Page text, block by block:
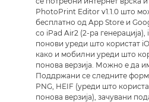
PhotoPrint Editor v1.1.0 што
бесплатно од App Store и
со iPad Air2 (2-ра
понови уреди што користат
како и мобилни уреди што
понова верзија. Можно е да
Поддржани се следните
PNG, HEIF (уреди што
понова верзија), зачувани